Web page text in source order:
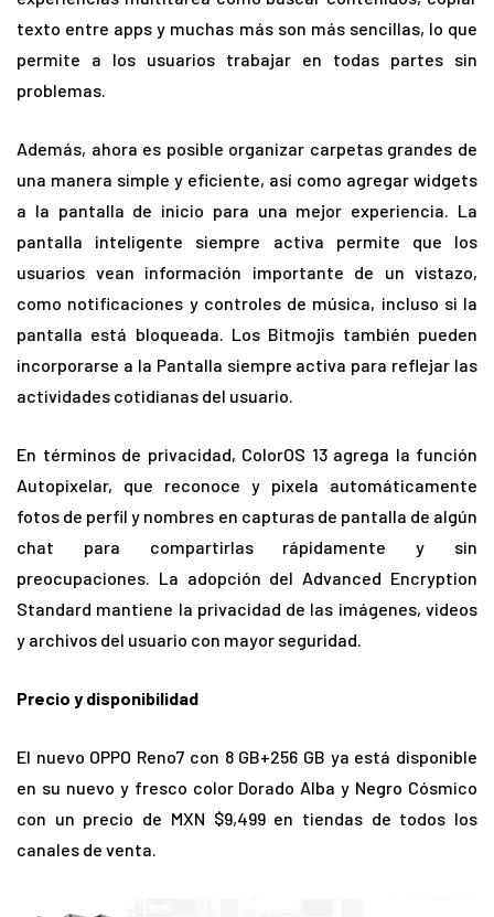
texto entre apps y muchas más son más sencillas, lo que
permite a los usuarios trabajar en todas partes sin
problemas.
Además, ahora es posible organizar carpetas grandes de
una manera simple y eficiente, así como agregar widgets
a la pantalla de inicio para una mejor experiencia. La
pantalla inteligente siempre activa permite que los
usuarios vean información importante de un vistazo,
como notificaciones y controles de música, incluso si la
pantalla está bloqueada. Los Bitmojis también pueden
incorporarse a la Pantalla siempre activa para reflejar las
actividades cotidianas del usuario.
En términos de privacidad, ColorOS 13 agrega la función
Autopixelar, que reconoce y pixela automáticamente
fotos de perfil y nombres en capturas de pantalla de algún
chat para compartirlas rápidamente y sin
preocupaciones. La adopción del Advanced Encryption
Standard mantiene la privacidad de las imágenes, videos
y archivos del usuario con mayor seguridad.
Precio y disponibilidad
El nuevo OPPO Reno7 con 8 GB+256 GB ya está disponible
en su nuevo y fresco color Dorado Alba y Negro Cósmico
con un precio de MXN $9,499 en tiendas de todos los
canales de venta.